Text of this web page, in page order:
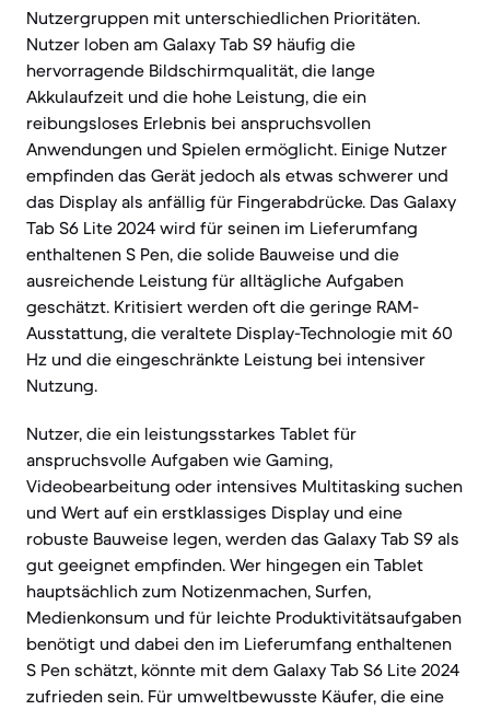
Nutzergruppen mit unterschiedlichen Prioritäten.
Nutzer loben am Galaxy Tab S9 häufig die
hervorragende Bildschirmqualität, die lange
Akkulaufzeit und die hohe Leistung, die ein
reibungsloses Erlebnis bei anspruchsvollen
Anwendungen und Spielen ermöglicht. Einige Nutzer
empfinden das Gerät jedoch als etwas schwerer und
das Display als anfällig für Fingerabdrücke. Das Galaxy
Tab S6 Lite 2024 wird für seinen im Lieferumfang
enthaltenen S Pen, die solide Bauweise und die
ausreichende Leistung für alltägliche Aufgaben
geschätzt. Kritisiert werden oft die geringe RAM-
Ausstattung, die veraltete Display-Technologie mit 60
Hz und die eingeschränkte Leistung bei intensiver
Nutzung.
Nutzer, die ein leistungsstarkes Tablet für
anspruchsvolle Aufgaben wie Gaming,
Videobearbeitung oder intensives Multitasking suchen
und Wert auf ein erstklassiges Display und eine
robuste Bauweise legen, werden das Galaxy Tab S9 als
gut geeignet empfinden. Wer hingegen ein Tablet
hauptsächlich zum Notizenmachen, Surfen,
Medienkonsum und für leichte Produktivitätsaufgaben
benötigt und dabei den im Lieferumfang enthaltenen
S Pen schätzt, könnte mit dem Galaxy Tab S6 Lite 2024
zufrieden sein. Für umweltbewusste Käufer, die eine